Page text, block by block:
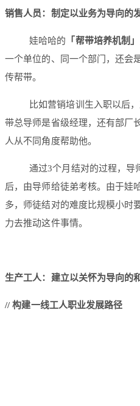
销售人员：制定以业务为导向的
娃哈哈的 「帮带培养机制」
一个单位的、同一个部门，还会
传帮带。
比如营销培训生入职以后
带总导师是省级经理，还有部厂
人从不同角度帮助他。
通过3个月结对的过程，导
后，由导师给徒弟考核。由于娃
多，师徒结对的难度比规模小时
力去推动这件事情。
生产工人：建立以关怀为导向的
//构建一线工人职业发展路径